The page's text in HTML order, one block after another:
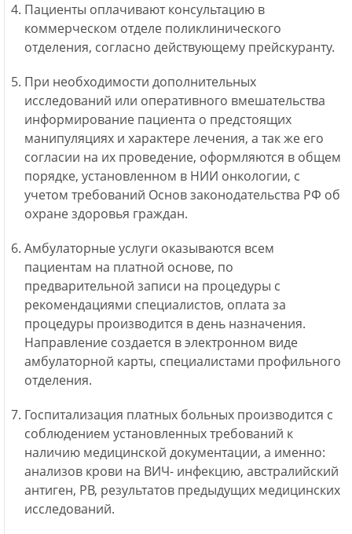
Пациенты оплачивают консультацию в
коммерческом отделе поликлинического
отделения, согласно действующему прейскуранту.
При необходимости дополнительных
исследований или оперативного вмешательства
информирование пациента о предстоящих
манипуляциях и характере лечения, а так же его
согласии на их проведение, оформляются в общем
порядке, установленном в НИИ онкологии, с
учетом требований Основ законодательства РФ об
охране здоровья граждан.
Амбулаторные услуги оказываются всем
пациентам на платной основе, по
предварительной записи на процедуры с
рекомендациями специалистов, оплата за
процедуры производится в день назначения.
Направление создается в электронном виде
амбулаторной карты, специалистами профильного
отделения.
Госпитализация платных больных производится с
соблюдением установленных требований к
наличию медицинской документации, а именно:
анализов крови на ВИЧ- инфекцию, австралийский
антиген, РВ, результатов предыдущих медицинских
исследований.